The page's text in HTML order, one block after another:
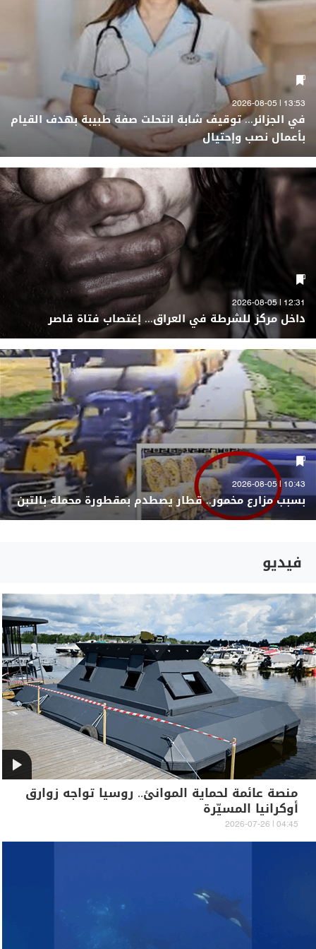
13:53 | 2026-08-05
في الجزائر... توقيف شابة انتحلت صفة طبيبة بهدف القيام
بأعمال نصب وإحتيال
12:31 | 2026-08-05
داخل مركز للشرطة في العراق... إغتصاب فتاة قاصر
10:43 | 2026-08-05
بسبب مزارع مخمور.. قطار يصطدم بمقطورة محملة بالتبن
فيديو
منصة عائمة لحماية الموانئ.. روسيا تواجه زوارق
أوكرانيا المسيّرة
04:45 | 2026-07-26